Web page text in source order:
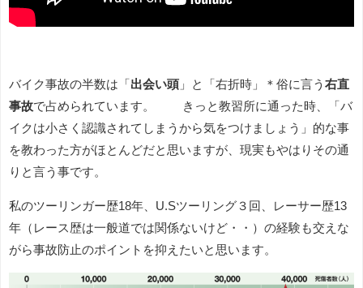
バイク事故の半数は「 出会い頭 」と「右折時」＊俗に言う 右直
事故で占められています。 きっと教習所に通った時、「バ
イクは小さく認識されてしまうから気をつけましょう」的な事
を教わった方がほとんどだと思いますが、現実もやはりその通
りと言う事です。
私のツーリンガー歴18年、U.Sツーリング３回、レーサー歴13
年（レース歴は一般道では関係ないけど・・）の経験も交えな
がら事故防止のポイントを抑えたいと思います。